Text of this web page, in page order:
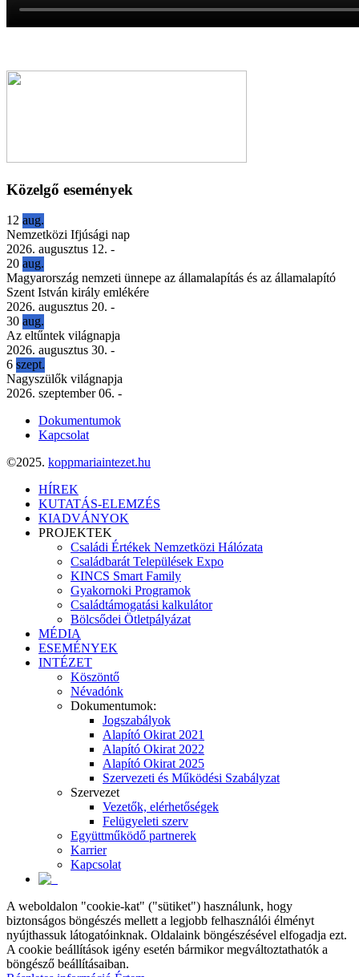
Közelgő események
12 aug.
Nemzetközi Ifjúsági nap
2026. augusztus 12. -
20 aug.
Magyarország nemzeti ünnepe az államalapítás és az államalapító
Szent István király emlékére
2026. augusztus 20. -
30 aug.
Az eltűntek világnapja
2026. augusztus 30. -
6 szept.
Nagyszülők világnapja
2026. szeptember 06. -
Dokumentumok
Kapcsolat
©2025. koppmariaintezet.hu
HÍREK
KUTATÁS-ELEMZÉS
KIADVÁNYOK
PROJEKTEK
Családi Értékek Nemzetközi Hálózata
Családbarát Települések Expo
KINCS Smart Family
Gyakornoki Programok
Családtámogatási kalkulátor
Bölcsődei Ötletpályázat
MÉDIA
ESEMÉNYEK
INTÉZET
Köszöntő
Névadónk
Dokumentumok:
Jogszabályok
Alapító Okirat 2021
Alapító Okirat 2022
Alapító Okirat 2025
Szervezeti és Működési Szabályzat
Szervezet
Vezetők, elérhetőségek
Felügyeleti szerv
Együttműködő partnerek
Karrier
Kapcsolat
A weboldalon "cookie-kat" ("sütiket") használunk, hogy
biztonságos böngészés mellett a legjobb felhasználói élményt
nyújthassuk látogatóinknak. Oldalaink böngészésével elfogadja ezt.
A cookie beállítások igény esetén bármikor megváltoztathatók a
böngésző beállításaiban.